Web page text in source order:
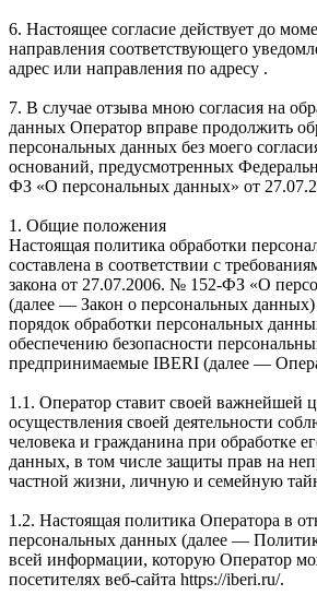
6. Настоящее согласие действует до
направления соответствующего
адрес или направления по адресу .
7. В случае отзыва мною согласия на
данных Оператор вправе продолжить
персональных данных без моего
оснований, предусмотренных
ФЗ «О персональных данных» от
1. Общие положения
Настоящая политика обработки
составлена в соответствии с
закона от 27.07.2006. № 152-ФЗ «О
(далее — Закон о персональных данных)
порядок обработки персональных
обеспечению безопасности
предпринимаемые IBERI (далее —
1.1. Оператор ставит своей важнейшей
осуществления своей деятельности
человека и гражданина при обработке
данных, в том числе защиты прав на
частной жизни, личную и семейную
1.2. Настоящая политика Оператора в
персональных данных (далее —
всей информации, которую Оператор
посетителях веб-сайта https://iberi.ru/.